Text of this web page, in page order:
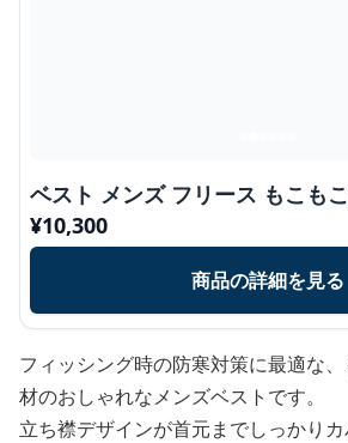
ベスト メンズ フリース もこも
¥10,300
商品の詳細を見る
フィッシング時の防寒対策に最適な
材のおしゃれなメンズベストです。
立ち襟デザインが首元までしっかり